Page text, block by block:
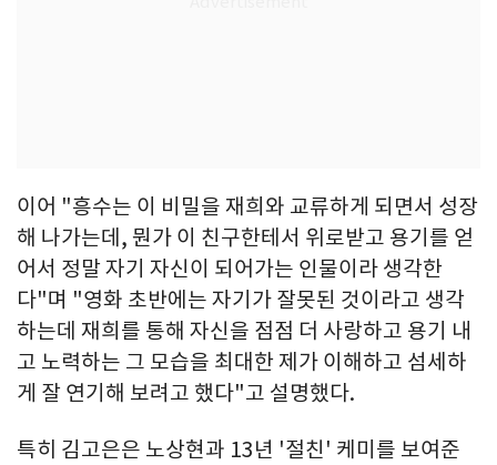
이어 "흥수는 이 비밀을 재희와 교류하게 되면서 성장
해 나가는데, 뭔가 이 친구한테서 위로받고 용기를 얻
어서 정말 자기 자신이 되어가는 인물이라 생각한
다"며 "영화 초반에는 자기가 잘못된 것이라고 생각
하는데 재희를 통해 자신을 점점 더 사랑하고 용기 내
고 노력하는 그 모습을 최대한 제가 이해하고 섬세하
게 잘 연기해 보려고 했다"고 설명했다.
특히 김고은은 노상현과 13년 '절친' 케미를 보여준